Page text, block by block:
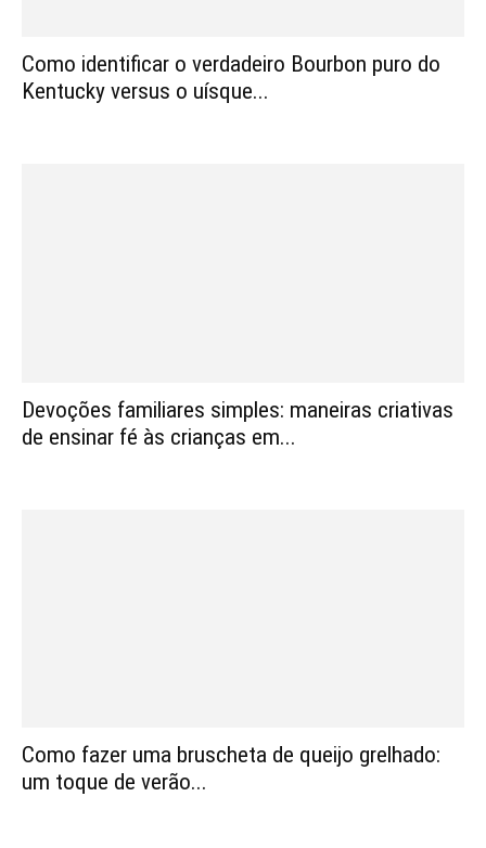
Como identificar o verdadeiro Bourbon puro do
Kentucky versus o uísque...
Devoções familiares simples: maneiras criativas
de ensinar fé às crianças em...
Como fazer uma bruscheta de queijo grelhado:
um toque de verão...